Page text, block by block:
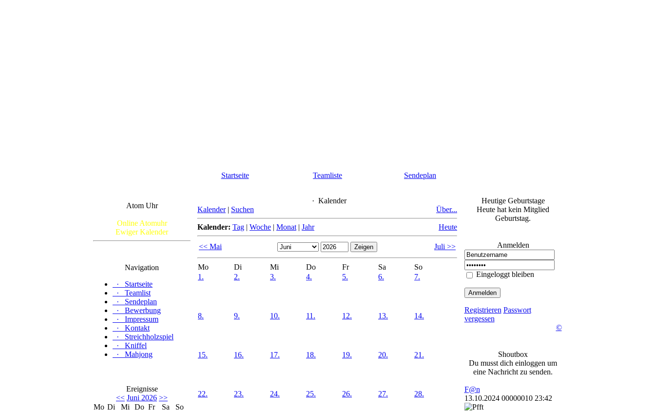
Startseite Teamliste Sendeplan
Atom Uhr
Online Atomuhr
Ewiger Kalender
Navigation
·
Startseite
·
Teamlist
·
Sendeplan
·
Bewerbung
·
Impressum
·
Kontakt
·
Streichholzspiel
·
Kniffel
·
Mahjong
Ereignisse
<< Juni 2026 >>
Mo Di Mi Do Fr Sa
So
· Kalender
Kalender | Suchen Über...
Kalender: Tag | Woche | Monat | Jahr Heute
<< Mai Juli >>
Mo Di Mi Do Fr Sa
So
1.
2. 3. 4. 5. 6. 7.
8. 9. 10. 11. 12. 13. 14.
15. 16. 17. 18. 19. 20. 21.
22. 23. 24. 25. 26. 27. 28.
Heutige Geburtstage
Heute hat kein Mitglied
Geburtstag.
Anmelden
Eingeloggt bleiben
Registrieren Passwort
vergessen
©
Shoutbox
Du musst dich einloggen um
eine Nachricht zu senden.
F@n
13.10.2024 00000010 23:42